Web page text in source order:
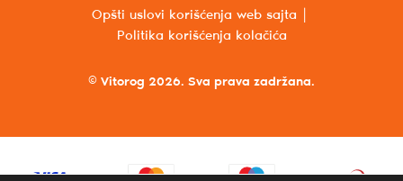
© Vitorog 2026. Sva prava zadržana.
Opšti uslovi korišćenja web sajta
Politika korišćenja kolačića